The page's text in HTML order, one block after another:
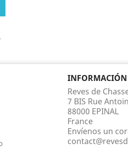
Reves de
7 BIS Rue
88000 EPINAL
France
Envíenos un